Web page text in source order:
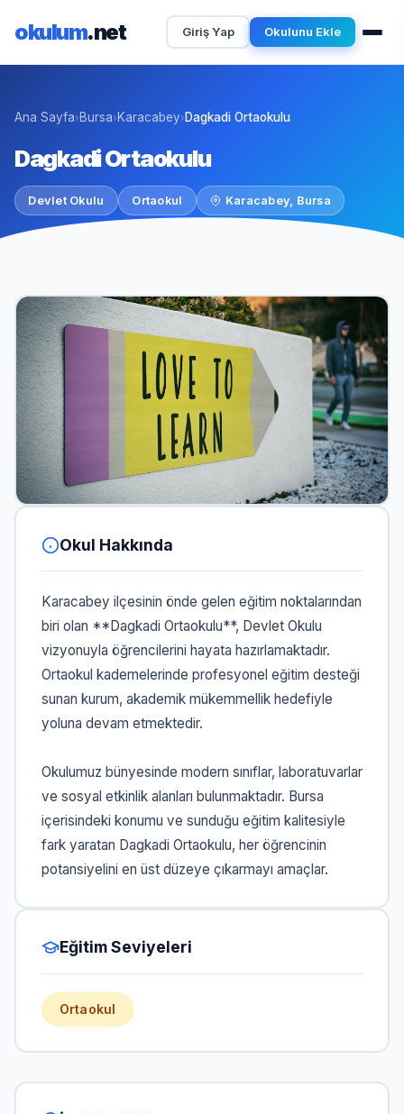
okulum.net Giriş Yap Okulunu Ekle
Ana Sayfa› Bursa› Karacabey› Dagkadi Ortaokulu
Dagkadi Ortaokulu
Devlet Okulu Ortaokul Karacabey, Bursa
Okul Hakkında
Karacabey ilçesinin önde gelen eğitim noktalarından
biri olan **Dagkadi Ortaokulu**, Devlet Okulu
vizyonuyla öğrencilerini hayata hazırlamaktadır.
Ortaokul kademelerinde profesyonel eğitim desteği
sunan kurum, akademik mükemmellik hedefiyle
yoluna devam etmektedir.
Okulumuz bünyesinde modern sınıflar, laboratuvarlar
ve sosyal etkinlik alanları bulunmaktadır. Bursa
içerisindeki konumu ve sunduğu eğitim kalitesiyle
fark yaratan Dagkadi Ortaokulu, her öğrencinin
potansiyelini en üst düzeye çıkarmayı amaçlar.
Eğitim Seviyeleri
Ortaokul